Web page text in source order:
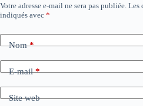
Votre adresse e-mail ne sera pas publiée. Les
indiqués avec *
Nom*
E-mail*
Site web